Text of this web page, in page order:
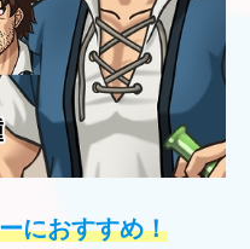
におすすめ！